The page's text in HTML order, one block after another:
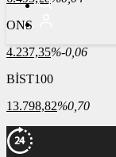
ONS
4.237,35%-0,06
BİST100
13.798,82%0,70